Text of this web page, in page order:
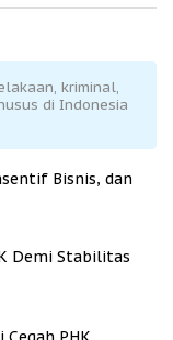
kriminal,
di Indonesia
Bisnis, dan
Demi Stabilitas